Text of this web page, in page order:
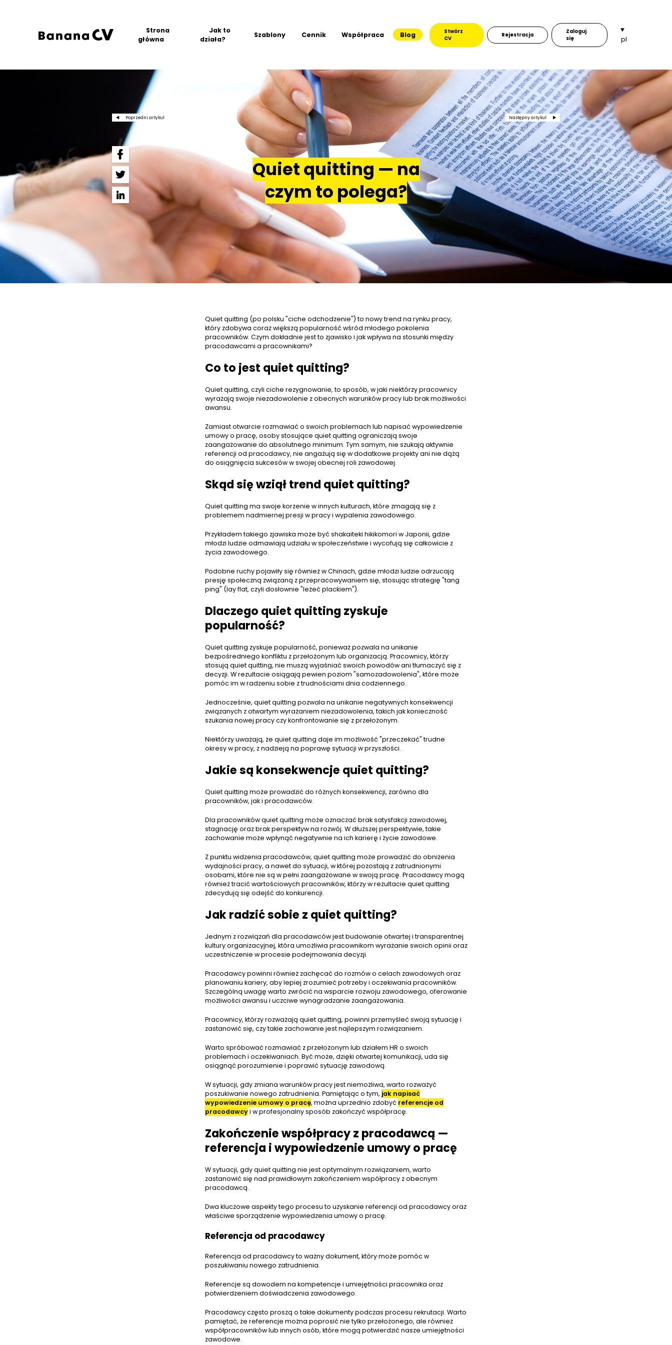
Strona
główna
Jak to
działa?
Szablony Cennik Współpraca Blog
Stwórz
CV
Rejestracja
Zaloguj
się
pl
Quiet quitting — na
czym to polega?
Poprzedni artykuł Następny artykuł
Quiet quitting (po polsku "ciche odchodzenie") to nowy trend na rynku pracy,
który zdobywa coraz większą popularność wśród młodego pokolenia
pracowników. Czym dokładnie jest to zjawisko i jak wpływa na stosunki między
pracodawcami a pracownikami?
Co to jest quiet quitting?
Quiet quitting, czyli ciche rezygnowanie, to sposób, w jaki niektórzy pracownicy
wyrażają swoje niezadowolenie z obecnych warunków pracy lub brak możliwości
awansu.
Zamiast otwarcie rozmawiać o swoich problemach lub napisać wypowiedzenie
umowy o pracę, osoby stosujące quiet quitting ograniczają swoje
zaangażowanie do absolutnego minimum. Tym samym, nie szukają aktywnie
referencji od pracodawcy, nie angażują się w dodatkowe projekty ani nie dążą
do osiągnięcia sukcesów w swojej obecnej roli zawodowej.
Skąd się wziął trend quiet quitting?
Quiet quitting ma swoje korzenie w innych kulturach, które zmagają się z
problemem nadmiernej presji w pracy i wypalenia zawodowego.
Przykładem takiego zjawiska może być shakaiteki hikikomori w Japonii, gdzie
młodzi ludzie odmawiają udziału w społeczeństwie i wycofują się całkowicie z
życia zawodowego.
Podobne ruchy pojawiły się również w Chinach, gdzie młodzi ludzie odrzucają
presję społeczną związaną z przepracowywaniem się, stosując strategię "tang
ping" (lay flat, czyli dosłownie "leżeć plackiem").
Dlaczego quiet quitting zyskuje
popularność?
Quiet quitting zyskuje popularność, ponieważ pozwala na unikanie
bezpośredniego konfliktu z przełożonym lub organizacją. Pracownicy, którzy
stosują quiet quitting, nie muszą wyjaśniać swoich powodów ani tłumaczyć się z
decyzji. W rezultacie osiągają pewien poziom "samozadowolenia", które może
pomóc im w radzeniu sobie z trudnościami dnia codziennego.
Jednocześnie, quiet quitting pozwala na unikanie negatywnych konsekwencji
związanych z otwartym wyrażaniem niezadowolenia, takich jak konieczność
szukania nowej pracy czy konfrontowanie się z przełożonym.
Niektórzy uważają, że quiet quitting daje im możliwość "przeczekać" trudne
okresy w pracy, z nadzieją na poprawę sytuacji w przyszłości.
Jakie są konsekwencje quiet quitting?
Quiet quitting może prowadzić do różnych konsekwencji, zarówno dla
pracowników, jak i pracodawców.
Dla pracowników quiet quitting może oznaczać brak satysfakcji zawodowej,
stagnację oraz brak perspektyw na rozwój. W dłuższej perspektywie, takie
zachowanie może wpłynąć negatywnie na ich karierę i życie zawodowe.
Z punktu widzenia pracodawców, quiet quitting może prowadzić do obniżenia
wydajności pracy, a nawet do sytuacji, w której pozostają z zatrudnionymi
osobami, które nie są w pełni zaangażowane w swoją pracę. Pracodawcy mogą
również tracić wartościowych pracowników, którzy w rezultacie quiet quitting
zdecydują się odejść do konkurencji.
Jak radzić sobie z quiet quitting?
Jednym z rozwiązań dla pracodawców jest budowanie otwartej i transparentnej
kultury organizacyjnej, która umożliwia pracownikom wyrażanie swoich opinii oraz
uczestniczenie w procesie podejmowania decyzji.
Pracodawcy powinni również zachęcać do rozmów o celach zawodowych oraz
planowaniu kariery, aby lepiej zrozumieć potrzeby i oczekiwania pracowników.
Szczególną uwagę warto zwrócić na wsparcie rozwoju zawodowego, oferowanie
możliwości awansu i uczciwe wynagradzanie zaangażowania.
Pracownicy, którzy rozważają quiet quitting, powinni przemyśleć swoją sytuację i
zastanowić się, czy takie zachowanie jest najlepszym rozwiązaniem.
Warto spróbować rozmawiać z przełożonym lub działem HR o swoich
problemach i oczekiwaniach. Być może, dzięki otwartej komunikacji, uda się
osiągnąć porozumienie i poprawić sytuację zawodową.
W sytuacji, gdy zmiana warunków pracy jest niemożliwa, warto rozważyć
poszukiwanie nowego zatrudnienia. Pamiętając o tym, jak napisać
wypowiedzenie umowy o pracę, można uprzednio zdobyć referencje od
pracodawcyi w profesjonalny sposób zakończyć współpracę.
Zakończenie współpracy z pracodawcą —
referencja i wypowiedzenie umowy o pracę
W sytuacji, gdy quiet quitting nie jest optymalnym rozwiązaniem, warto
zastanowić się nad prawidłowym zakończeniem współpracy z obecnym
pracodawcą.
Dwa kluczowe aspekty tego procesu to uzyskanie referencji od pracodawcy oraz
właściwe sporządzenie wypowiedzenia umowy o pracę.
Referencja od pracodawcy
Referencja od pracodawcy to ważny dokument, który może pomóc w
poszukiwaniu nowego zatrudnienia.
Referencje są dowodem na kompetencje i umiejętności pracownika oraz
potwierdzeniem doświadczenia zawodowego.
Pracodawcy często proszą o takie dokumenty podczas procesu rekrutacji. Warto
pamiętać, że referencje można poprosić nie tylko przełożonego, ale również
współpracowników lub innych osób, które mogą potwierdzić nasze umiejętności
zawodowe.